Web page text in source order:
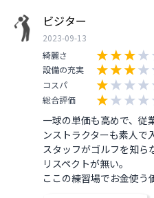
ビジター
2023-09-13
綺麗さ
設備の充実
コスパ
総合評価
一球の単価も高めで、従
ンストラクターも素人で
スタッフがゴルフを知ら
リスペクトが無い。